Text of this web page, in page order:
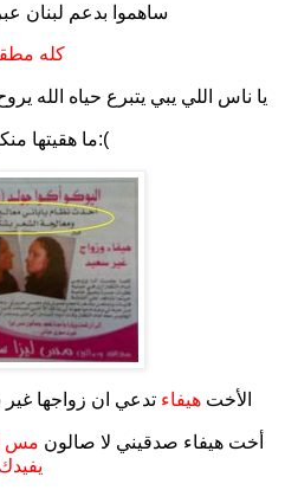
ساهموا بدعم لبنان
كله
يا ناس اللي يبي يتبرع حياه الله
ما هقيتها:(
الأخت هيفاء تدعي ان زواجها
أخت هيفاء صدقيني لا صالون مس
يفيدك